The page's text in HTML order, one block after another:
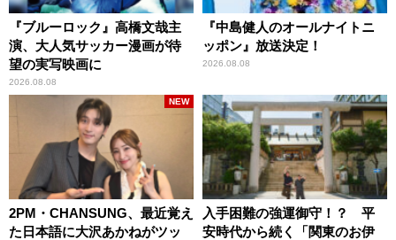
『ブルーロック』高橋文哉主
演、大人気サッカー漫画が待
望の実写映画に
2026.08.08
『中島健人のオールナイトニ
ッポン』放送決定！
2026.08.08
2PM・CHANSUNG、最近覚え
た日本語に大沢あかねがツッ
NEW
入手困難の強運御守！？ 平
安時代から続く「関東のお伊